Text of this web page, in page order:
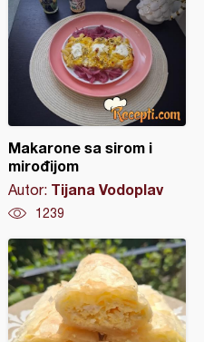
Makarone sa sirom i
mirođijom
Autor: Tijana Vodoplav
1239